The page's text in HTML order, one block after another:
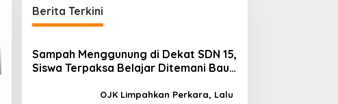
Berita Terkini
Sampah Menggunung di Dekat SDN 15,
Siswa Terpaksa Belajar Ditemani Bau
OJK Limpahkan Perkara, Lalu